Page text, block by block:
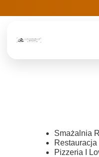
Smażalnia
Pizzeria I